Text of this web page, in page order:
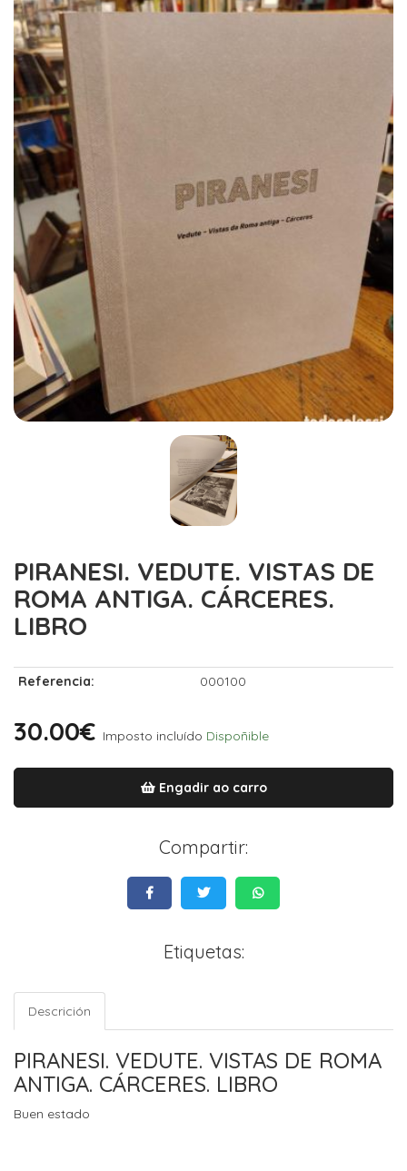
PIRANESI. VEDUTE. VISTAS DE
ROMA ANTIGA. CÁRCERES.
LIBRO
Referencia: 000100
30.00€ Imposto incluído Dispoñible
Engadir ao carro
Compartir:
Etiquetas:
Descrición
PIRANESI. VEDUTE. VISTAS DE ROMA
ANTIGA. CÁRCERES. LIBRO
Buen estado